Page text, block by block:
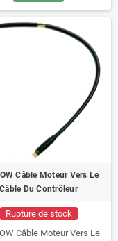
Câble Moteur Vers Le
Câble Du Contrôleur
Rupture de stock
Câble Moteur Vers Le